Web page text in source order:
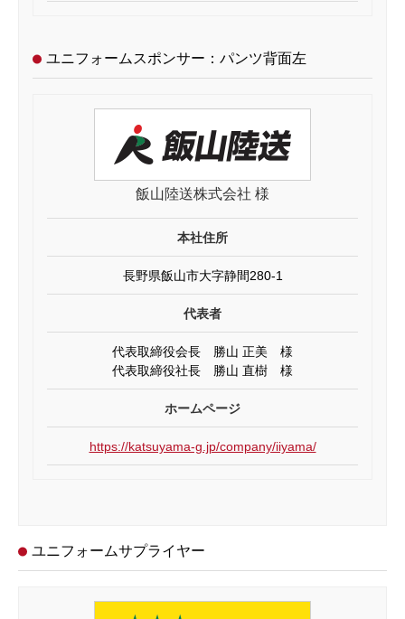
ユニフォームスポンサー：パンツ背面左
飯山陸送株式会社 様
本社住所
長野県飯山市大字静間280-1
代表者
代表取締役会長 勝山 正美 様
代表取締役社長 勝山 直樹 様
ホームページ
https://katsuyama-g.jp/company/iiyama/
ユニフォームサプライヤー